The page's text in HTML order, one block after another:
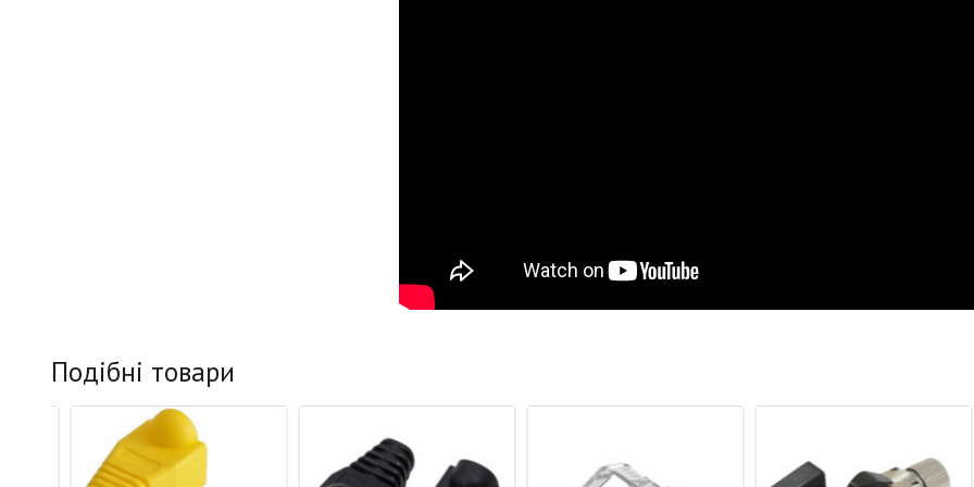
Подібні товари